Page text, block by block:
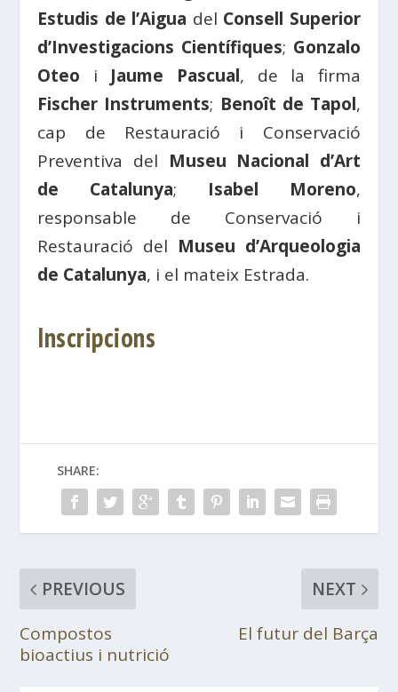
Estudis de l’Aigua del Consell Superior
d’Investigacions Científiques; Gonzalo
Oteo i Jaume Pascual, de la firma
Fischer Instruments; Benoît de Tapol,
cap de Restauració i Conservació
Preventiva del Museu Nacional d’Art
de Catalunya; Isabel Moreno,
responsable de Conservació i
Restauració del Museu d’Arqueologia
de Catalunya, i el mateix Estrada.
Inscripcions
SHARE:
PREVIOUS
Compostos
bioactius i nutrició
NEXT
El futur del Barça